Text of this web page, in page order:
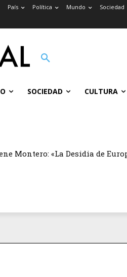
País Política Mundo Sociedad
SOCIEDAD CULTURA
Montero: «La Desidia de